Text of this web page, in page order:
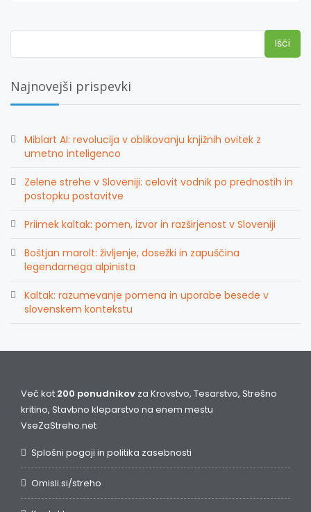
Najnovejši prispevki
Miblart AI: revolucija v oblikovanju knjižnih ovitek z
umetno inteligenco
Zelene strehe v Sloveniji: celovit vodnik po prednostih in
postopku postavitve
Priimek kaltak: pomen, izvor in razširjenost v Sloveniji
Boštjan marolt: življenje, dosežki in zapuščina
legendarnega alpinista
Kaltak: razumevanje pomena in uporabe besede v
slovenskem kontekstu
Več kot 200 ponudnikov za Krovstvo, Tesarstvo, Strešno
kritino, Stavbno kleparstvo na enem mestu
VseZaStreho.net
Splošni pogoji in politika zasebnosti
Omisli.si/streho